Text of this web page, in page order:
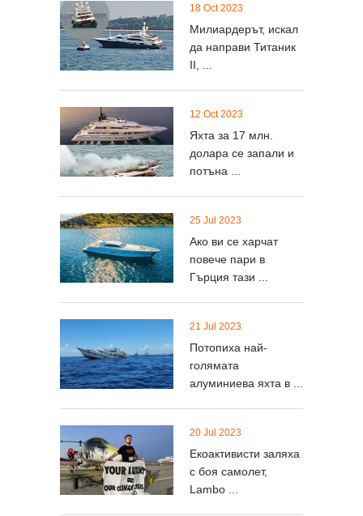
18 Oct 2023
Милиардерът, искал
да направи Титаник
II, ...
12 Oct 2023
Яхта за 17 млн.
долара се запали и
потъна ...
25 Jul 2023
Ако ви се харчат
повече пари в
Гърция тази ...
21 Jul 2023
Потопиха най-
голямата
алуминиева яхта в ...
20 Jul 2023
Екоактивисти заляха
с боя самолет,
Lambo ...